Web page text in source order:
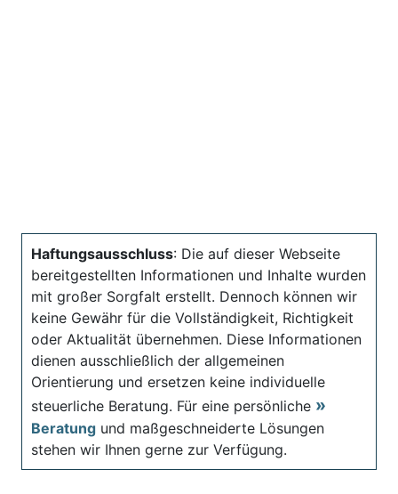
Haftungsausschluss: Die auf dieser Webseite
bereitgestellten Informationen und Inhalte wurden
mit großer Sorgfalt erstellt. Dennoch können wir
keine Gewähr für die Vollständigkeit, Richtigkeit
oder Aktualität übernehmen. Diese Informationen
dienen ausschließlich der allgemeinen
Orientierung und ersetzen keine individuelle
steuerliche Beratung. Für eine persönliche
Beratung und maßgeschneiderte Lösungen
stehen wir Ihnen gerne zur Verfügung.